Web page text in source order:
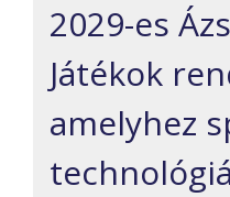
2029-es
Játékok
amelyhez